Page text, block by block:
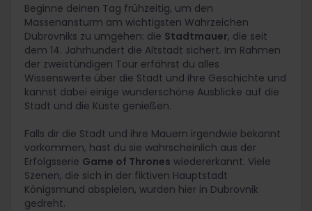
Beginne deinen Tag frühzeitig, um den
Massenansturm am wichtigsten Wahrzeichen
Dubrovniks zu umgehen: die Stadtmauer, die seit
dem 14. Jahrhundert die Altstadt sichert. Im Rahmen
der zweistündigen Tour erfährst du alles
Wissenswerte über die Stadt und ihre Geschichte und
kannst dabei einige wunderschöne Ausblicke auf die
Stadt und die Küste genießen.
Falls dir die Stadt und ihre Mauern irgendwie bekannt
vorkommen, hast du sie wahrscheinlich aus der
Erfolgsserie Game of Thrones wiedererkannt. Viele
Szenen, die sich in der fiktiven Hauptstadt
Königsmund abspielen, wurden hier in Dubrovnik
gedreht.